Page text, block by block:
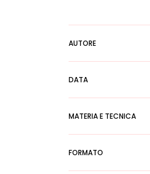
AUTORE
DATA
MATERIA E TECNICA
FORMATO